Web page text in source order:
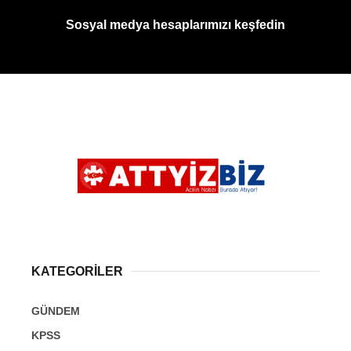
Sosyal medya hesaplarımızı keşfedin
KATEGORİLER
GÜNDEM
KPSS